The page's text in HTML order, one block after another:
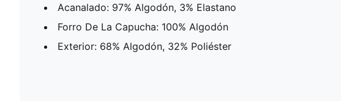
Acanalado: 97% Algodón, 3% Elastano
Forro De La Capucha: 100% Algodón
Exterior: 68% Algodón, 32% Poliéster